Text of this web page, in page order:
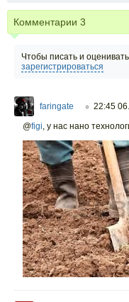
Комментарии 3
Чтобы писать и
зарегистрироваться
faringate ○ 22:45
@figi, у нас нано